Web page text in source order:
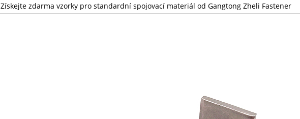
Získejte zdarma vzorky pro standardní spojovací materiál od Gangtong Zheli Fastener